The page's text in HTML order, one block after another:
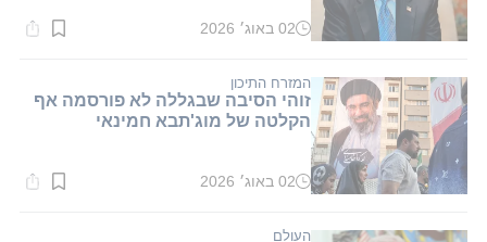
זמן
דקות.
02 באוג׳ 2026
המזרח התיכון
זוהי הסיבה שבגללה לא פורסמה אף
הקלטה של מוג'תבא חמינאי
זמן
דקות.
02 באוג׳ 2026
העולם